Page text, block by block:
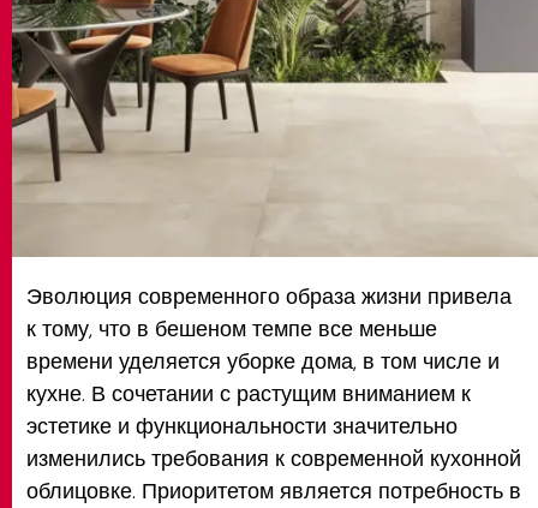
ЗАПРЕТНАЯ ЗОНА
Эволюция современного образа жизни привела
к тому, что в бешеном темпе все меньше
времени уделяется уборке дома, в том числе и
кухне. В сочетании с растущим вниманием к
эстетике и функциональности значительно
изменились требования к современной кухонной
облицовке. Приоритетом является потребность в